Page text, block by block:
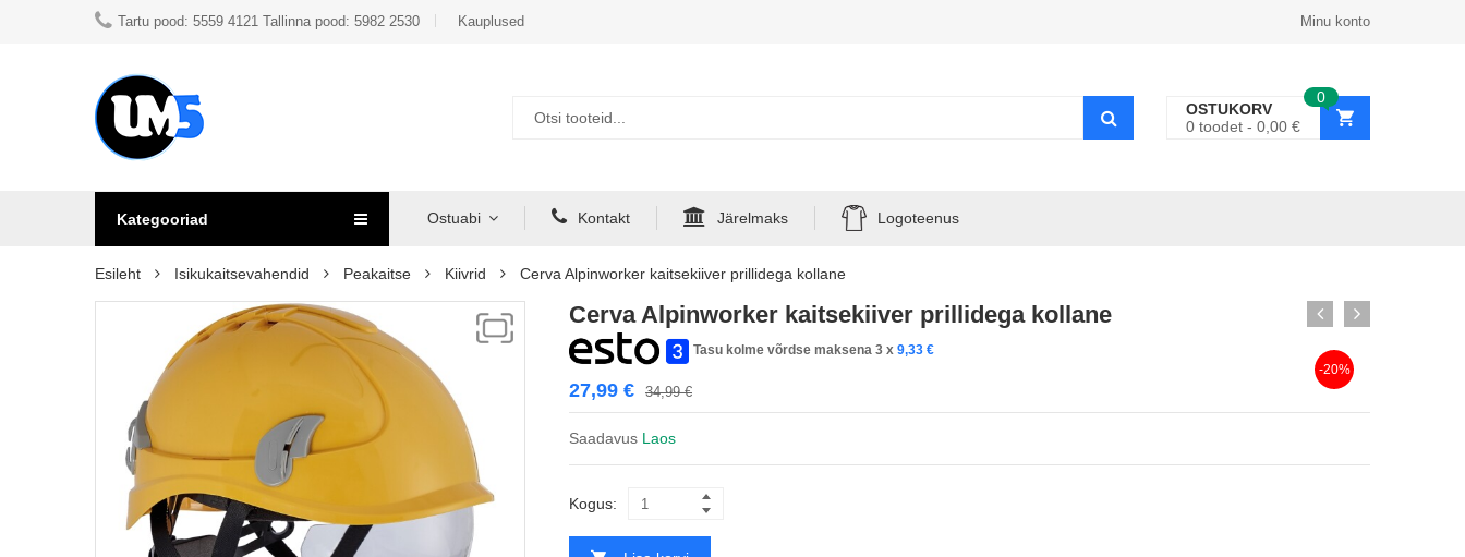
Tartu pood: 5559 4121 Tallinna pood: 5982 2530 Kauplused Minu konto
0
OSTUKORV
0 toodet 0,00 €
Kategooriad Ostuabi Kontakt Järelmaks Logoteenus
Esileht Isikukaitsevahendid Peakaitse Kiivrid Cerva Alpinworker kaitsekiiver prillidega kollane
Cerva Alpinworker kaitsekiiver prillidega kollane
Tasu kolme võrdse maksena 3 x 9,33 €
34,99€
27,99 €
-20%
Saadavus Laos
Kogus: